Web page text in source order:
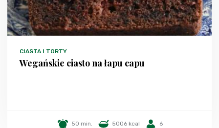
CIASTA I TORTY
Wegańskie ciasto na łapu capu
50 min. 5006 kcal 6